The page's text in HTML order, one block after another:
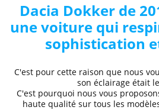
Dacia Dokker de
une voiture qui
sophistication
C'est pour cette raison que nous
son éclairage était
C'est pourquoi nous vous
haute qualité sur tous les